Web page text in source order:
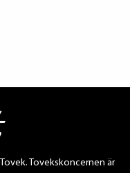
Tovekskoncernen är